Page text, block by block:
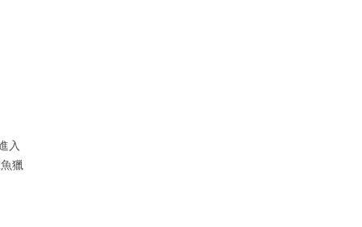
入
獵